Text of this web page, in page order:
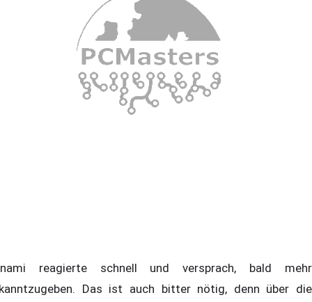
reagierte schnell und versprach, bald mehr
Das ist auch bitter nötig, denn über die